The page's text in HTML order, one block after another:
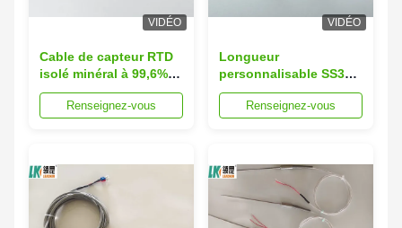
VIDÉO
Cable de capteur RTD
isolé minéral à 99,6%
de pureté MgO et
enveloppe SS316 en
Renseignez-vous
VIDÉO
Longueur
personnalisable SS316
câble de capteur RTD
isolé minéral en
précise
Renseignez-vous